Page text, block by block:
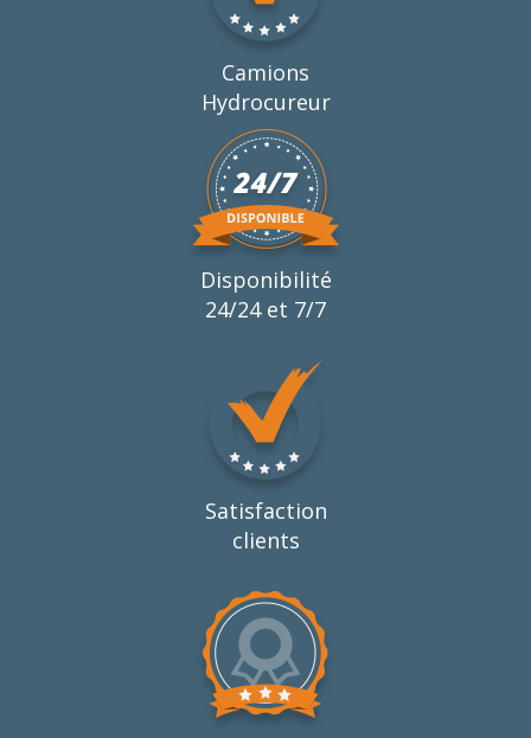
Camions
Hydrocureur
Disponibilité
24/24 et 7/7
Satisfaction
clients